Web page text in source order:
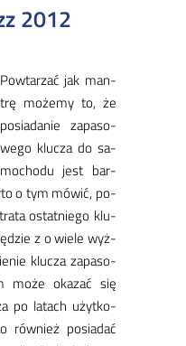
2012
Pow­ta­rzać jak man­
trę mo­że­my to, że
po­sia­da­nie za­pa­so­
we­go klu­cza do sa­
mo­cho­du jest bar­
o tym mó­wić, po­
ostat­nie­go klu­
z o wie­le wyż­
klu­cza za­pa­so­
mo­że oka­zać się
po la­tach użyt­ko­
rów­nież po­sia­dać